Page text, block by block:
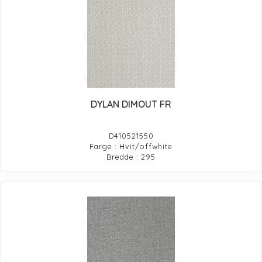
DYLAN DIMOUT FR
D410521550
Farge : Hvit/offwhite
Bredde : 295